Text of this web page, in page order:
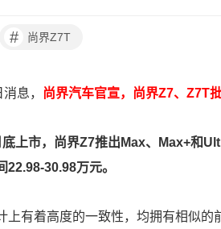
# 尚界Z7T
息， 尚界汽车官宣，尚界Z7、Z7T
上市，尚界Z7推出Max、Max+和
22.98-30.98万元。
上有着高度的一致性，均拥有相似